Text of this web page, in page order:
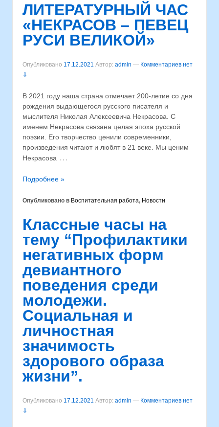
ЛИТЕРАТУРНЫЙ ЧАС
«НЕКРАСОВ – ПЕВЕЦ
РУСИ ВЕЛИКОЙ»
Опубликовано 17.12.2021 Автор: admin — Комментариев нет
⇩
В 2021 году наша страна отмечает 200-летие со дня
рождения выдающегося русского писателя и
мыслителя Николая Алексеевича Некрасова. С
именем Некрасова связана целая эпоха русской
поэзии. Его творчество ценили современники,
произведения читают и любят в 21 веке. Мы ценим
Некрасова …
Подробнее »
Опубликовано в Воспитательная работа, Новости
Классные часы на
тему “Профилактики
негативных форм
девиантного
поведения среди
молодежи.
Социальная и
личностная
значимость
здорового образа
жизни”.
Опубликовано 17.12.2021 Автор: admin — Комментариев нет
⇩